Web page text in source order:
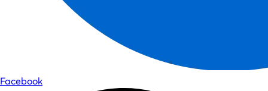
Facebook